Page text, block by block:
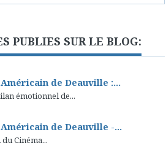
PUBLIES SUR LE BLOG:
de Deauville :...
émotionnel de...
de Deauville -...
Cinéma...